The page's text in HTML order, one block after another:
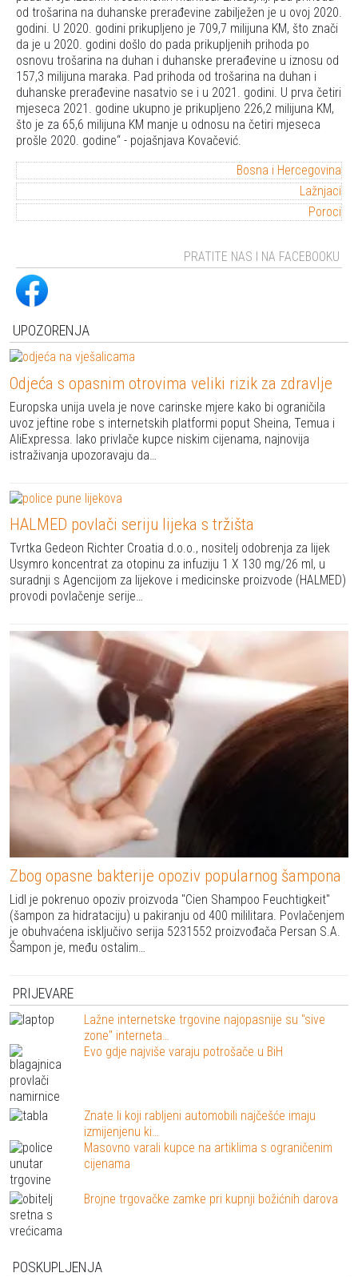
od trošarina na duhanske prerađevine zabilježen je u ovoj 2020.
godini. U 2020. godini prikupljeno je 709,7 milijuna KM, što znači
da je u 2020. godini došlo do pada prikupljenih prihoda po
osnovu trošarina na duhan i duhanske prerađevine u iznosu od
157,3 milijuna maraka. Pad prihoda od trošarina na duhan i
duhanske prerađevine nasatvio se i u 2021. godini. U prva četiri
mjeseca 2021. godine ukupno je prikupljeno 226,2 milijuna KM,
što je za 65,6 milijuna KM manje u odnosu na četiri mjeseca
prošle 2020. godine - pojašnjava Kovačević.
Bosna i Hercegovina
Lažnjaci
Poroci
PRATITE NAS I NA FACEBOOKU
UPOZORENJA
Odjeća s opasnim otrovima veliki rizik za zdravlje
Europska unija uvela je nove carinske mjere kako bi ograničila
uvoz jeftine robe s internetskih platformi poput Sheina, Temua i
AliExpressa. Iako privlače kupce niskim cijenama, najnovija
istraživanja upozoravaju da…
HALMED povlači seriju lijeka s tržišta
Tvrtka Gedeon Richter Croatia d.o.o., nositelj odobrenja za lijek
Usymro koncentrat za otopinu za infuziju 1 X 130 mg/26 ml, u
suradnji s Agencijom za lijekove i medicinske proizvode (HALMED)
provodi povlačenje serije…
Zbog opasne bakterije opoziv popularnog šampona
Lidl je pokrenuo opoziv proizvoda "Cien Shampoo Feuchtigkeit"
(šampon za hidrataciju) u pakiranju od 400 mililitara. Povlačenjem
je obuhvaćena isključivo serija 5231552 proizvođača Persan S.A.
Šampon je, među ostalim…
PRIJEVARE
Lažne internetske trgovine najopasnije su "sive
zone" interneta…
Evo gdje najviše varaju potrošače u BiH
Znate li koji rabljeni automobili najčešće imaju
izmijenjenu ki…
Masovno varali kupce na artiklima s ograničenim
cijenama
Brojne trgovačke zamke pri kupnji božićnih darova
POSKUPLJENJA